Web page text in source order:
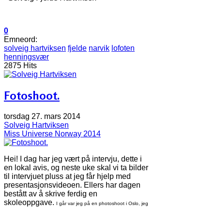
0
Emneord:
solveig hartviksen fjelde narvik lofoten
henningsvær
2875 Hits
Fotoshoot.
torsdag 27. mars 2014
Solveig Hartviksen
Miss Universe Norway 2014
Hei! I dag har jeg vært på intervju, dette i
en lokal avis, og neste uke skal vi ta bilder
til intervjuet pluss at jeg får hjelp med
presentasjonsvideoen. Ellers har dagen
bestått av å skrive ferdig en
skoleoppgave. I går var jeg på en photoshoot i Oslo, jeg